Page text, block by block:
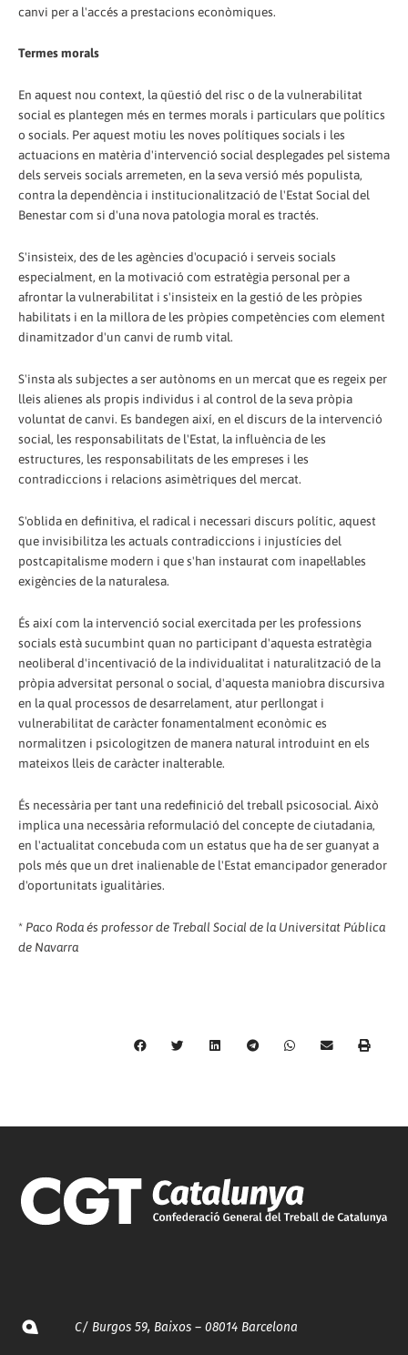
canvi per a l'accés a prestacions econòmiques.
Termes morals
En aquest nou context, la qüestió del risc o de la vulnerabilitat
social es plantegen més en termes morals i particulars que polítics
o socials. Per aquest motiu les noves polítiques socials i les
actuacions en matèria d'intervenció social desplegades pel sistema
dels serveis socials arremeten, en la seva versió més populista,
contra la dependència i institucionalització de l'Estat Social del
Benestar com si d'una nova patologia moral es tractés.
S'insisteix, des de les agències d'ocupació i serveis socials
especialment, en la motivació com estratègia personal per a
afrontar la vulnerabilitat i s'insisteix en la gestió de les pròpies
habilitats i en la millora de les pròpies competències com element
dinamitzador d'un canvi de rumb vital.
S'insta als subjectes a ser autònoms en un mercat que es regeix per
lleis alienes als propis individus i al control de la seva pròpia
voluntat de canvi. Es bandegen així, en el discurs de la intervenció
social, les responsabilitats de l'Estat, la influència de les
estructures, les responsabilitats de les empreses i les
contradiccions i relacions asimètriques del mercat.
S'oblida en definitiva, el radical i necessari discurs polític, aquest
que invisibilitza les actuals contradiccions i injustícies del
postcapitalisme modern i que s'han instaurat com inapel·lables
exigències de la naturalesa.
És així com la intervenció social exercitada per les professions
socials està sucumbint quan no participant d'aquesta estratègia
neoliberal d'incentivació de la individualitat i naturalització de la
pròpia adversitat personal o social, d'aquesta maniobra discursiva
en la qual processos de desarrelament, atur perllongat i
vulnerabilitat de caràcter fonamentalment econòmic es
normalitzen i psicologitzen de manera natural introduint en els
mateixos lleis de caràcter inalterable.
És necessària per tant una redefinició del treball psicosocial. Això
implica una necessària reformulació del concepte de ciutadania,
en l'actualitat concebuda com un estatus que ha de ser guanyat a
pols més que un dret inalienable de l'Estat emancipador generador
d'oportunitats igualitàries.
* Paco Roda és professor de Treball Social de la Universitat Pública
de Navarra
C/ Burgos 59, Baixos – 08014 Barcelona